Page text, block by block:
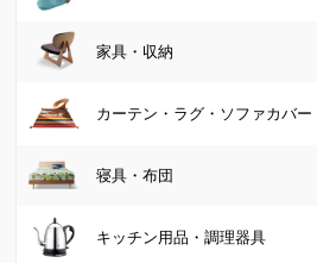
シャツ・ブラウス
チュニック
ワンピース
パンツ
バッグ・靴・アクセサリートップへ
ブーツ
スニーカー・コンフォートシューズ
家具・収納
家具・収納トップへ
テーブル
カーテン・ラグ・ソファカバー
カーテン・ラグ・ソファカバートップへ
カーテン
寝具・布団
寝具・布団トップへ
キッチン用品・調理器具